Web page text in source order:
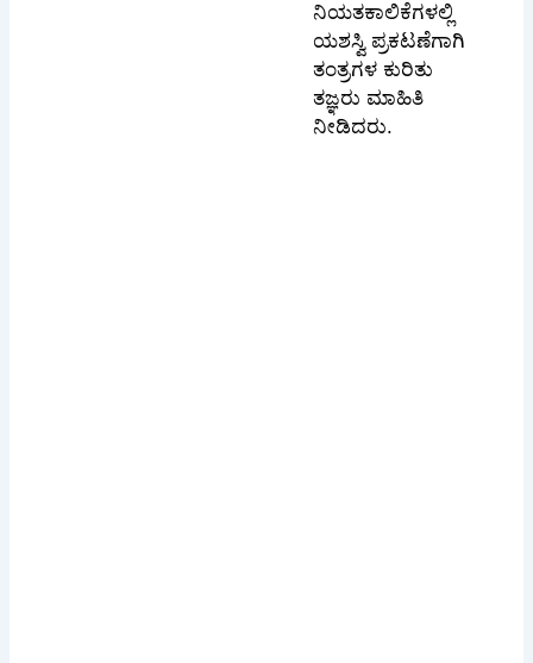
ನಿಯತಕಾಲಿಕೆಗಳಲ್ಲಿ
ಯಶಸ್ವಿ ಪ್ರಕಟಣೆಗಾಗಿ
ತಂತ್ರಗಳ ಕುರಿತು
ತಜ್ಞರು ಮಾಹಿತಿ
ನೀಡಿದರು.